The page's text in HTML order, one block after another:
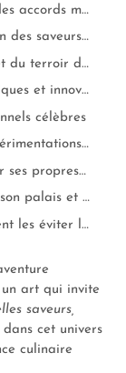
Les principes fondamentaux des accords mets et vins
Les bases de l’harmonisation des saveurs et textures
L’importance de la région et du terroir dans le mariage des saveurs
Exploration des accords classiques et innovants
célèbres
Tendances modernes et expérimentations audacieuses
Conseils pratiques pour réussir ses propres accords
Méthodes pour développer son palais et ses préférences personnelles
Erreurs courantes et comment les éviter lors de la création d’accords
un art qui invite
saveurs,
dans cet univers
culinaire